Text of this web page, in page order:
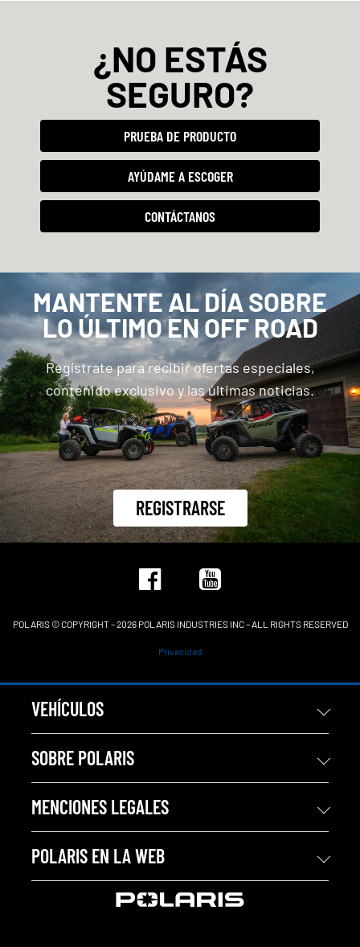
¿NO ESTÁS
SEGURO?
PRUEBA DE PRODUCTO
AYÚDAME A ESCOGER
CONTÁCTANOS
MANTENTE AL DÍA SOBRE
LO ÚLTIMO EN OFF ROAD
Regístrate para recibir ofertas especiales,
contenido exclusivo y las últimas noticias.
REGISTRARSE
POLARIS © COPYRIGHT – 2026 POLARIS INDUSTRIES INC – ALL RIGHTS RESERVED
Privacidad
VEHÍCULOS
SOBRE POLARIS
MENCIONES LEGALES
POLARIS EN LA WEB